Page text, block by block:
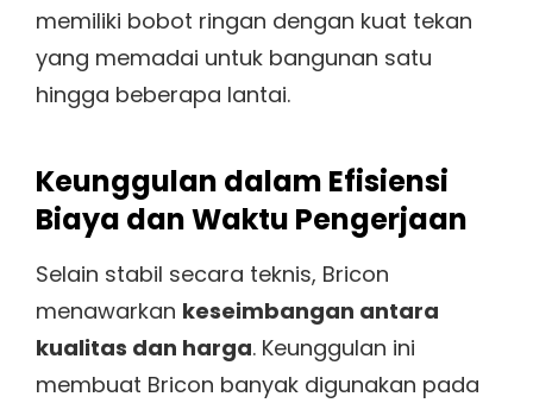
memiliki bobot ringan dengan kuat tekan
yang memadai untuk bangunan satu
hingga beberapa lantai.
Keunggulan dalam Efisiensi
Biaya dan Waktu Pengerjaan
Selain stabil secara teknis, Bricon
menawarkan keseimbangan antara
kualitas dan harga. Keunggulan ini
membuat Bricon banyak digunakan pada